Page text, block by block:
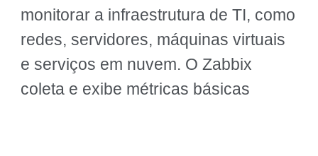
monitorar a infraestrutura de TI, como
redes, servidores, máquinas virtuais
e serviços em nuvem. O Zabbix
coleta e exibe métricas básicas